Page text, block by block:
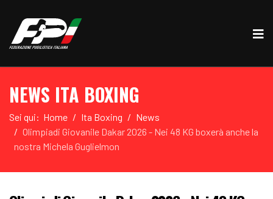
NEWS ITA BOXING
Sei qui: Home Ita Boxing
News
Olimpiadi Giovanile Dakar 2026 - Nei 48 KG boxerà anche la
nostra Michela Guglielmon